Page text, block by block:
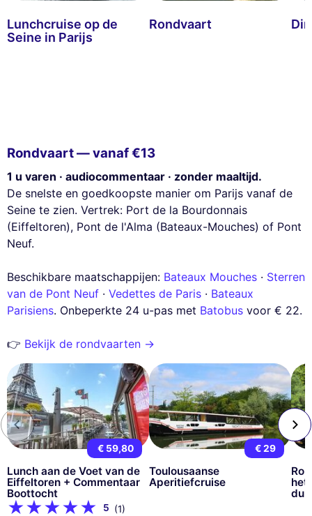
Lunchcruise op de
Seine in Parijs
Rondvaart
Rondvaart — vanaf €13
1 u varen · audiocommentaar · zonder maaltijd.
De snelste en goedkoopste manier om Parijs vanaf de
Seine te zien. Vertrek: Port de la Bourdonnais
(Eiffeltoren), Pont de l'Alma (Bateaux-Mouches) of Pont
Neuf.
Beschikbare maatschappijen: Bateaux Mouches · Sterren
van de Pont Neuf · Vedettes de Paris · Bateaux
Parisiens. Onbeperkte 24 u-pas met Batobus voor € 22.
👉 Bekijk de rondvaarten →
€ 59,80
Lunch aan de Voet van de
Eiffeltoren + Commentaar
Boottocht
5 (1)
€ 29
Toulousaanse
Aperitiefcruise
het
du